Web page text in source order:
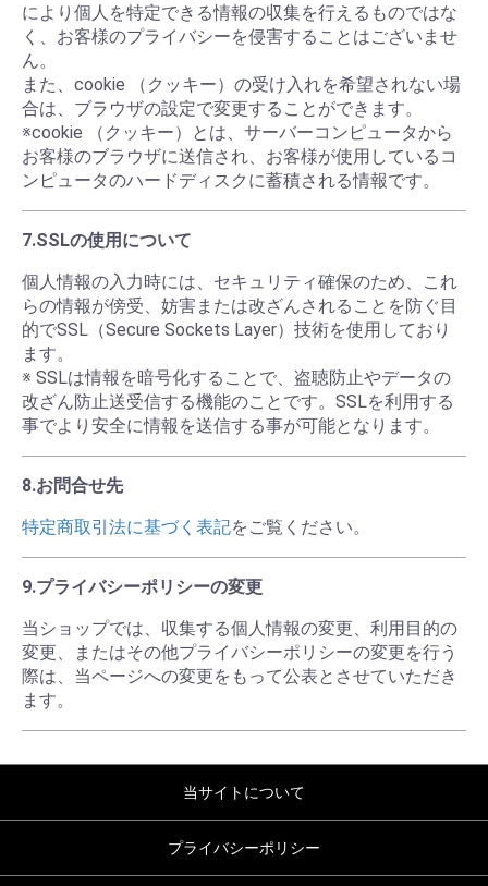
により個人を特定できる情報の収集を行えるものではな
く、お客様のプライバシーを侵害することはございませ
ん。
また、cookie （クッキー）の受け入れを希望されない場
合は、ブラウザの設定で変更することができます。
※cookie （クッキー）とは、サーバーコンピュータから
お客様のブラウザに送信され、お客様が使用しているコ
ンピュータのハードディスクに蓄積される情報です。
7.SSLの使用について
個人情報の入力時には、セキュリティ確保のため、これ
らの情報が傍受、妨害または改ざんされることを防ぐ目
的でSSL（Secure Sockets Layer）技術を使用しており
ます。
※ SSLは情報を暗号化することで、盗聴防止やデータの
改ざん防止送受信する機能のことです。SSLを利用する
事でより安全に情報を送信する事が可能となります。
8.お問合せ先
特定商取引法に基づく表記をご覧ください。
9.プライバシーポリシーの変更
当ショップでは、収集する個人情報の変更、利用目的の
変更、またはその他プライバシーポリシーの変更を行う
際は、当ページへの変更をもって公表とさせていただき
ます。
当サイトについて
プライバシーポリシー